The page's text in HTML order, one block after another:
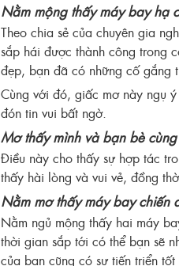
Nằm mộng thấy máy bay hạ
Theo chia sẻ của chuyên gia
sắp hái được thành công trong
đẹp, bạn đã có những cố gắng
Cùng với đó, giấc mơ này ngụ
đón tin vui bất ngờ.
Mơ thấy mình và bạn bè
Điều này cho thấy sự hợp tác
thấy hài lòng và vui vẻ, đồng
Nằm mơ thấy máy bay chiến
Nằm ngủ mộng thấy hai máy
thời gian sắp tới có thể bạn sẽ
của bạn cũng có sự tiến triển tốt